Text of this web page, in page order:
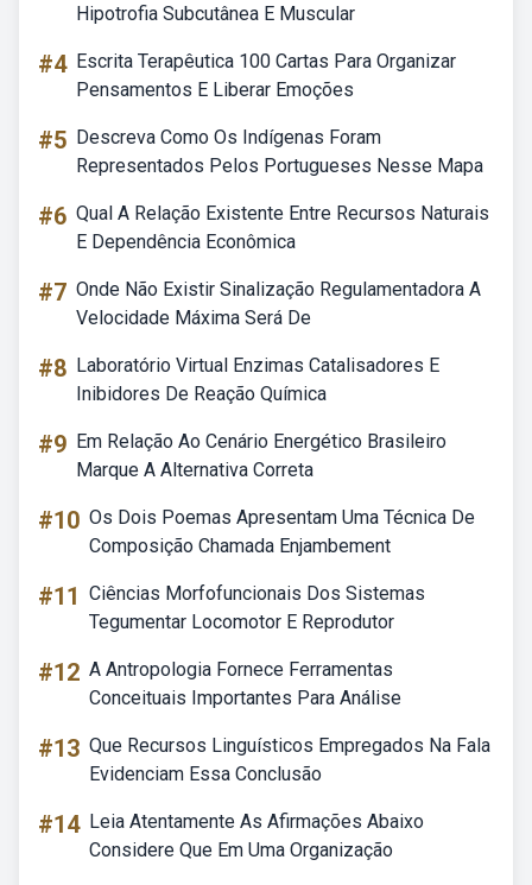
Hipotrofia Subcutânea E Muscular
#4 Escrita Terapêutica 100 Cartas Para Organizar
Pensamentos E Liberar Emoções
#5 Descreva Como Os Indígenas Foram
Representados Pelos Portugueses Nesse Mapa
#6 Qual A Relação Existente Entre Recursos Naturais
E Dependência Econômica
#7 Onde Não Existir Sinalização Regulamentadora A
Velocidade Máxima Será De
#8 Laboratório Virtual Enzimas Catalisadores E
Inibidores De Reação Química
#9 Em Relação Ao Cenário Energético Brasileiro
Marque A Alternativa Correta
#10 Os Dois Poemas Apresentam Uma Técnica De
Composição Chamada Enjambement
#11 Ciências Morfofuncionais Dos Sistemas
Tegumentar Locomotor E Reprodutor
#12 A Antropologia Fornece Ferramentas
Conceituais Importantes Para Análise
#13 Que Recursos Linguísticos Empregados Na Fala
Evidenciam Essa Conclusão
#14 Leia Atentamente As Afirmações Abaixo
Considere Que Em Uma Organização